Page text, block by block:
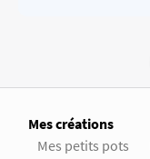
Mes créations
Mes petits pots